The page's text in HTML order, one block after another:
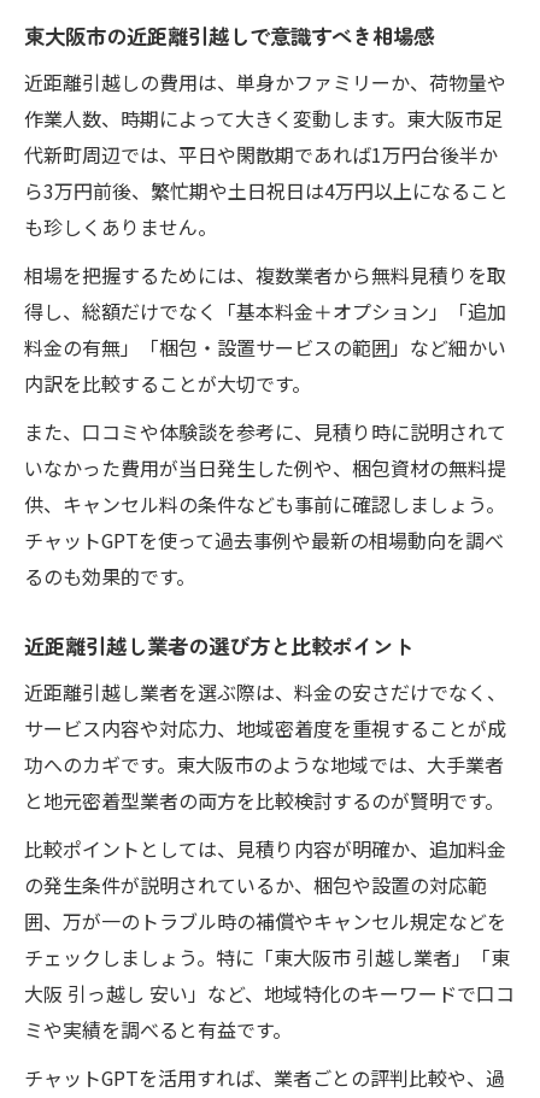
近距離引越し時マナーと心付けのタイミン
助成金申請で近距離引越し費用を抑える方
相場を知れば失敗しない近距離引越しの進め方
近距離引越し相場を把握するためのポイン
単身と家族で異なる近距離引越し費用の違
い
東大阪市の近距離引越し相場を調べる手順
見積り時に気をつけたい追加料金の落とし
穴
1LDKの近距離引越し費用感と注意点まとめ
チャットGPT活用で賢く近距離引越し業者選ぶ
方法
較
失敗しない近距離引越し業者選定の相談術
近距離引越し見積りチェックにAIを活用す
るコツ
口コミや評判もチャットGPTでしっかり調
査
サービス比較で近距離引越しをスムーズに
進行
東大阪市足代新町で実践する近距離引越し準備
の極意
近距離引越し準備で差がつく荷造りの工夫
引越し当日に備えた近距離引越しの注意点
東大阪市の近距離引越しで意識すべき相場感
近距離引越しの費用は、単身かファミリーか、荷物量や
作業人数、時期によって大きく変動します。東大阪市足
代新町周辺では、平日や閑散期であれば1万円台後半か
ら3万円前後、繁忙期や土日祝日は4万円以上になること
も珍しくありません。
相場を把握するためには、複数業者から無料見積りを取
得し、総額だけでなく「基本料金＋オプション」「追加
料金の有無」「梱包・設置サービスの範囲」など細かい
内訳を比較することが大切です。
また、口コミや体験談を参考に、見積り時に説明されて
いなかった費用が当日発生した例や、梱包資材の無料提
供、キャンセル料の条件なども事前に確認しましょう。
チャットGPTを使って過去事例や最新の相場動向を調べ
るのも効果的です。
近距離引越し業者の選び方と比較ポイント
近距離引越し業者を選ぶ際は、料金の安さだけでなく、
サービス内容や対応力、地域密着度を重視することが成
功へのカギです。東大阪市のような地域では、大手業者
と地元密着型業者の両方を比較検討するのが賢明です。
比較ポイントとしては、見積り内容が明確か、追加料金
の発生条件が説明されているか、梱包や設置の対応範
囲、万が一のトラブル時の補償やキャンセル規定などを
チェックしましょう。特に「東大阪市 引越し業者」「東
大阪 引っ越し 安い」など、地域特化のキーワードで口コ
ミや実績を調べると有益です。
チャットGPTを活用すれば、業者ごとの評判比較や、過